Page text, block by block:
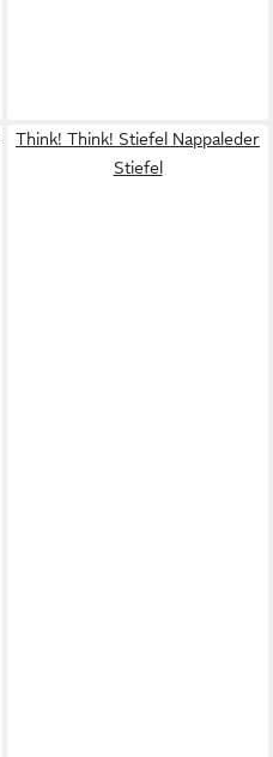
Think! Think! Stiefel Nappaleder
Stiefel